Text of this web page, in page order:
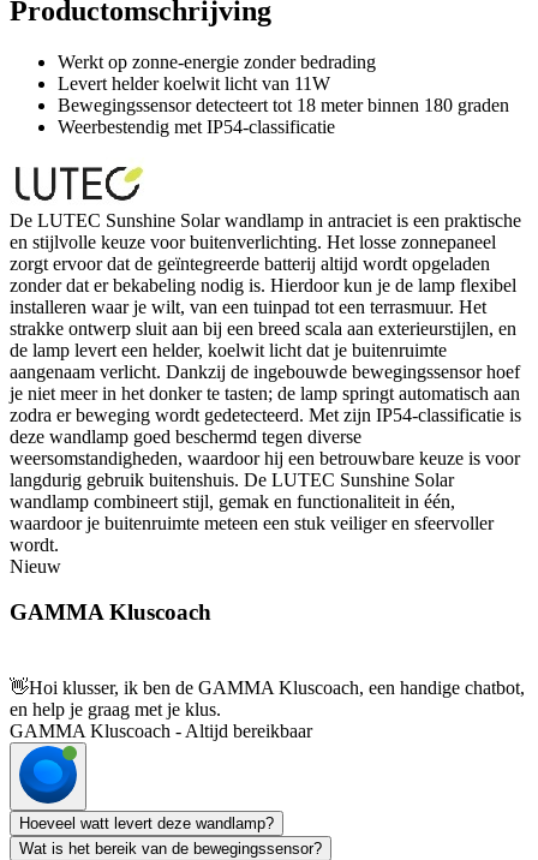
Productomschrijving
Werkt op zonne-energie zonder bedrading
Levert helder koelwit licht van 11W
Bewegingssensor detecteert tot 18 meter binnen 180 graden
Weerbestendig met IP54-classificatie
De LUTEC Sunshine Solar wandlamp in antraciet is een praktische
en stijlvolle keuze voor buitenverlichting. Het losse zonnepaneel
zorgt ervoor dat de geïntegreerde batterij altijd wordt opgeladen
zonder dat er bekabeling nodig is. Hierdoor kun je de lamp flexibel
installeren waar je wilt, van een tuinpad tot een terrasmuur. Het
strakke ontwerp sluit aan bij een breed scala aan exterieurstijlen, en
de lamp levert een helder, koelwit licht dat je buitenruimte
aangenaam verlicht. Dankzij de ingebouwde bewegingssensor hoef
je niet meer in het donker te tasten; de lamp springt automatisch aan
zodra er beweging wordt gedetecteerd. Met zijn IP54-classificatie is
deze wandlamp goed beschermd tegen diverse
weersomstandigheden, waardoor hij een betrouwbare keuze is voor
langdurig gebruik buitenshuis. De LUTEC Sunshine Solar
wandlamp combineert stijl, gemak en functionaliteit in één,
waardoor je buitenruimte meteen een stuk veiliger en sfeervoller
wordt.
Nieuw
GAMMA Kluscoach
👋Hoi klusser, ik ben de GAMMA Kluscoach, een handige chatbot,
en help je graag met je klus.
GAMMA Kluscoach - Altijd bereikbaar
Hoeveel watt levert deze wandlamp?
Wat is het bereik van de bewegingssensor?